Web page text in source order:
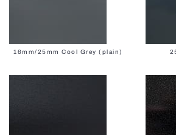
16mm/25mm Cool Grey (plain)